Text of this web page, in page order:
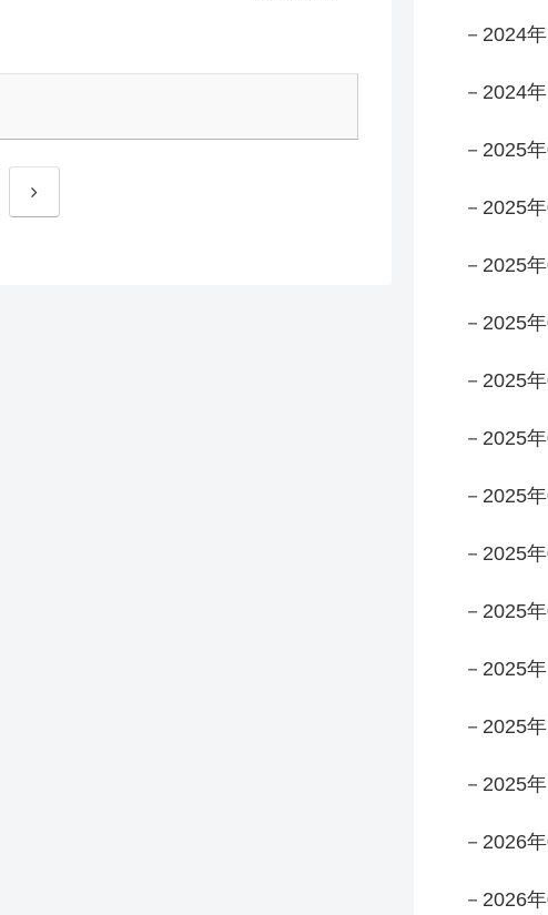
次
－2024
－2024
－2025
－2025
－2025
－2025
－2025
－2025
－2025
－2025
－2025
－2025
－2025
－2025
－2026
－2026